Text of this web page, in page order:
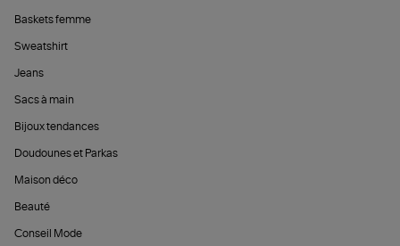
Baskets femme
Sweatshirt
Jeans
Sacs à main
Bijoux tendances
Doudounes et Parkas
Maison déco
Beauté
Conseil Mode